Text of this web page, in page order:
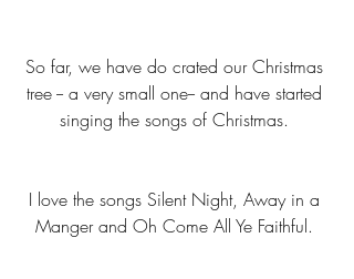
So far, we have do crated our Christmas
tree -- a very small one-- and have started
singing the songs of Christmas.
I love the songs Silent Night, Away in a
Manger and Oh Come All Ye Faithful.